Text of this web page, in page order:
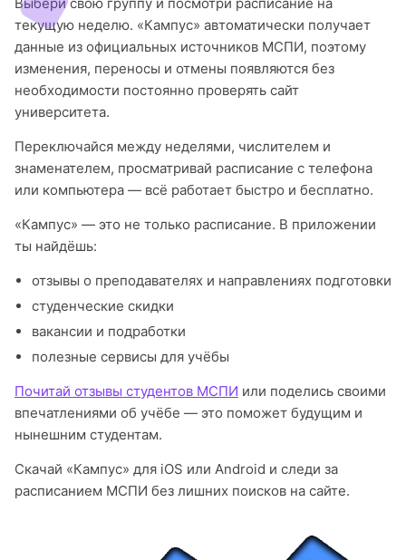
текущую неделю. «Кампус» автоматически получает
данные из официальных источников МСПИ, поэтому
изменения, переносы и отмены появляются без
необходимости постоянно проверять сайт
университета.
Переключайся между неделями, числителем и
знаменателем, просматривай расписание с телефона
или компьютера — всё работает быстро и бесплатно.
«Кампус» — это не только расписание. В приложении
ты найдёшь:
отзывы о преподавателях и направлениях подготовки
студенческие скидки
вакансии и подработки
полезные сервисы для учёбы
Почитай отзывы студентов МСПИ или поделись своими
впечатлениями об учёбе — это поможет будущим и
нынешним студентам.
Скачай «Кампус» для iOS или Android и следи за
расписанием МСПИ без лишних поисков на сайте.